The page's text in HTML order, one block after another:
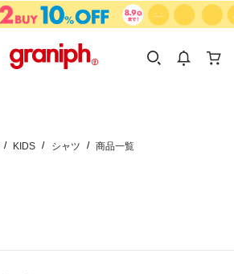
KIDS
KIDS シャツ 商品一覧